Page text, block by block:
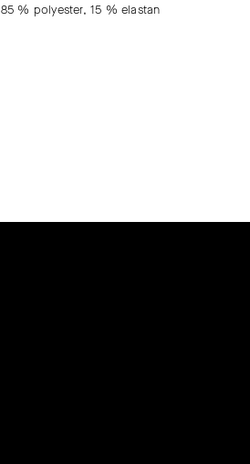
85 % polyester, 15 % elastan